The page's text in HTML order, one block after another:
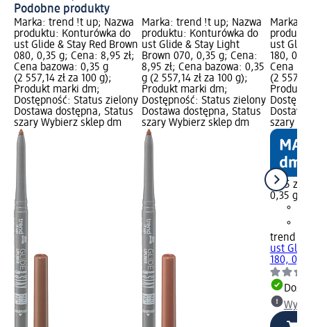
Podobne produkty
Marka: trend !t up; Nazwa
produktu: Konturówka do
ust Glide & Stay Red Brown
080, 0,35 g; Cena: 8,95 zł;
Cena bazowa: 0,35 g
(2 557,14 zł za 100 g);
Produkt marki dm;
Dostępność: Status zielony
Dostawa dostępna, Status
szary Wybierz sklep dm
Marka: trend !t up; Nazwa
produktu: Konturówka do
ust Glide & Stay Light
Brown 070, 0,35 g; Cena:
8,95 zł; Cena bazowa: 0,35
g (2 557,14 zł za 100 g);
Produkt marki dm;
Dostępność: Status zielony
Dostawa dostępna, Status
szary Wybierz sklep dm
Marka:
ust
180,
Cena
(2
Produkt
szary
8,95 zł
0,35 g (2
trend !t
ust
180,